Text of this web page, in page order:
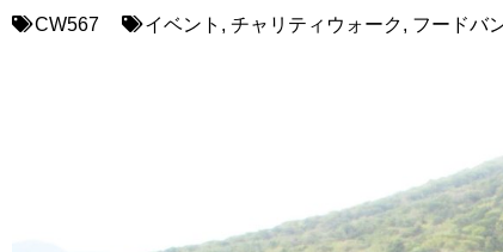
CW567 イベント , チャリティウォーク, フードバ